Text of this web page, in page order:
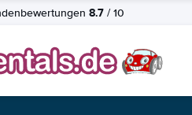
8.7 / 10